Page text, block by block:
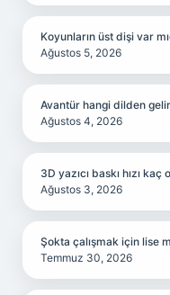
Koyunların üst dişi var
Ağustos 5, 2026
Avantür hangi dilden
Ağustos 4, 2026
3D yazıcı baskı hızı kaç
Ağustos 3, 2026
Şokta çalışmak için lise
Temmuz 30, 2026